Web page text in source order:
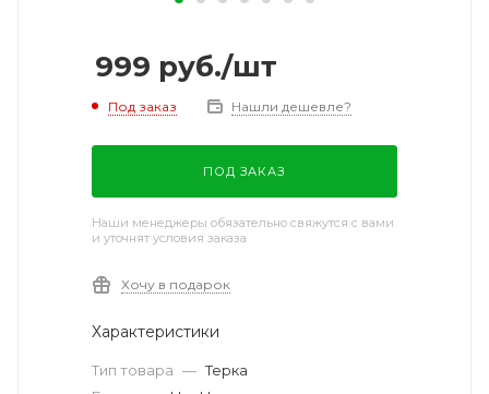
999 руб./шт
Под заказ Нашли дешевле?
ПОД ЗАКАЗ
Наши менеджеры обязательно свяжутся с вами
и уточнят условия заказа
Хочу в подарок
Характеристики
Тип товара — Терка